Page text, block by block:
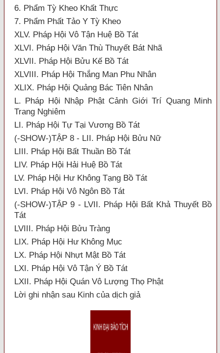
6. Phẩm Tỳ Kheo Khất Thực
7. Phẩm Phất Tảo Y Tỳ Kheo
XLV. Pháp Hội Vô Tận Huệ Bồ Tát
XLVI. Pháp Hội Văn Thù Thuyết Bát Nhã
XLVII. Pháp Hội Bửu Kế Bồ Tát
XLVIII. Pháp Hội Thắng Man Phu Nhân
XLIX. Pháp Hội Quảng Bác Tiên Nhân
L. Pháp Hội Nhập Phật Cảnh Giới Trí Quang Minh
Trang Nghiêm
LI. Pháp Hội Tự Tại Vương Bồ Tát
(-SHOW-)TẬP 8 - LII. Pháp Hội Bửu Nữ
LIII. Pháp Hội Bất Thuần Bồ Tát
LIV. Pháp Hội Hải Huệ Bồ Tát
LV. Pháp Hội Hư Không Tạng Bồ Tát
LVI. Pháp Hội Vô Ngôn Bồ Tát
(-SHOW-)TẬP 9 - LVII. Pháp Hội Bất Khả Thuyết Bồ
Tát
LVIII. Pháp Hội Bửu Tràng
LIX. Pháp Hội Hư Không Mục
LX. Pháp Hội Nhựt Mật Bồ Tát
LXI. Pháp Hội Vô Tận Ý Bồ Tát
LXII. Pháp Hội Quán Vô Lượng Thọ Phật
Lời ghi nhận sau Kinh của dịch giả